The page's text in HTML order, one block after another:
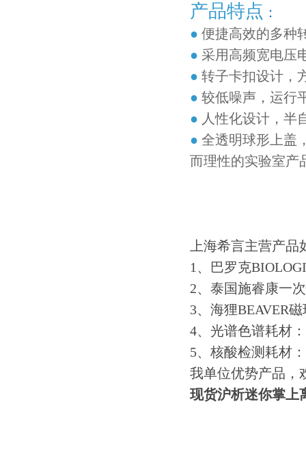
产品特点 ：
● 便捷高效的多种
● 采用高频宽电压
● 转子卡扣设计，
● 较低噪声，运行
● 人性化设计，半
● 全透明球形上盖
而理性的实验室产
上海希言主营产品
1、巴罗克
2、泰国施睿康一
3、海狸BEAVER
4、光谱色谱耗材
5、核酸检测耗材
我单位优势产品，
现货沪析迷你掌上